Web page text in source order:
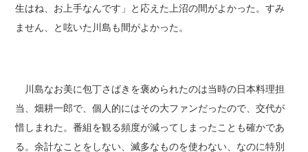
生はね、お上手なんです」と応えた上沼の間がよかった。すみ
ません、と呟いた川島も間がよかった。
川島なお美に包丁さばきを褒められたのは当時の日本料理担
当、畑耕一郎で、個人的にはその大ファンだったので、交代が
惜しまれた。番組を観る頻度が減ってしまったことも確かであ
る。余計なことをしない、滅多なものを使わない、なのに特別